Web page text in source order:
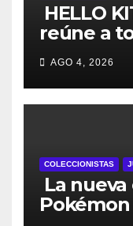
HELLO
reúne a
favoritos
están
AGO 4, 2026
COLECCIONISTAS
La nueva